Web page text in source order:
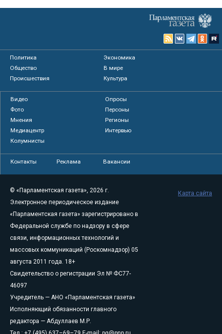
Политика
Экономика
Общество
В мире
Происшествия
Культура
Видео
Опросы
Фото
Персоны
Мнения
Регионы
Медиацентр
Интервью
Колумнисты
Контакты Реклама Вакансии
© «Парламентская газета», 2026 г.
Электронное периодическое издание
«Парламентская газета» зарегистрировано в
Федеральной службе по надзору в сфере
связи, информационных технологий и
массовых коммуникаций (Роскомнадзор) 05
августа 2011 года. 18+
Свидетельство о регистрации Эл № ФС77-
46097
Учредитель — АНО «Парламентская газета»
Исполняющий обязанности главного
редактора — Абдуллаев М.Р.
Карта сайта